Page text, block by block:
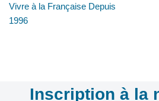
Vivre à la Française Depuis
1996
Inscription à la